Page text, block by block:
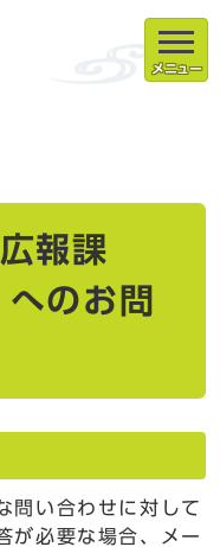
メニュー
報課
へのお問
問い合わせに対して
が必要な場合、メー